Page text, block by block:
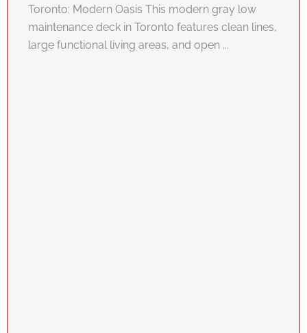
Toronto: Modern Oasis This modern gray low
maintenance deck in Toronto features clean lines,
large functional living areas, and open ...